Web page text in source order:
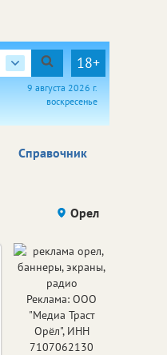
18+
9 августа 2026 г.
воскресенье
Справочник
Происшествия Здоровье
Орел
Реклама: ООО
"Медиа Траст
Орёл", ИНН
7107062130